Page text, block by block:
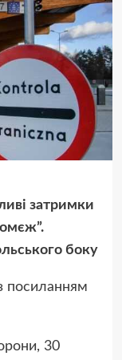
затримки
боку
посиланням
30